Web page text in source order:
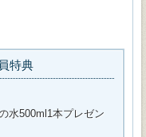
特典
水500ml1本プレゼン